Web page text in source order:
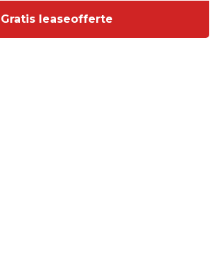
Gratis leaseofferte